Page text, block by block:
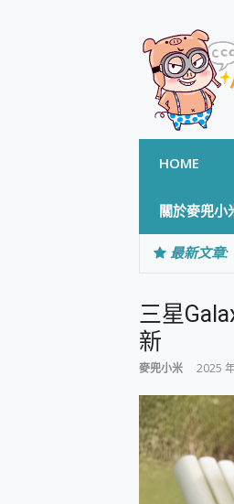
HOME
關於麥兜小
最新文章:
三星
新
麥兜小米 2025